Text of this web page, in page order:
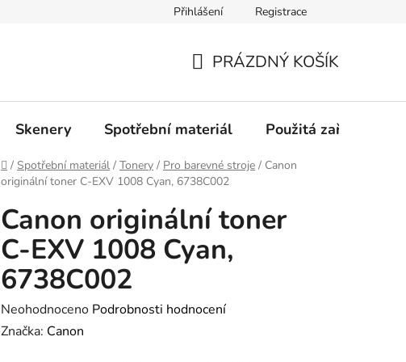
Aktuality Ochrana osobních údajů
Přihlášení Registrace
KOŠÍK
PRÁZDNÝ KOŠÍK
Skenery Spotřební materiál Použitá zařízení
Domů
/ Spotřební materiál / Tonery / Pro barevné stroje / Canon
originální toner C-EXV 1008 Cyan, 6738C002
Canon originální toner
C-EXV 1008 Cyan,
6738C002
Průměrné
hodnocení
Neohodnoceno Podrobnosti hodnocení
Značka: Canon